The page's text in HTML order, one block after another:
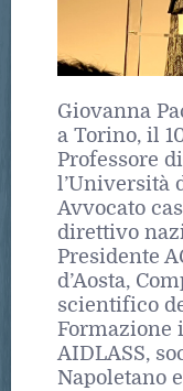
Giovanna
a Torino, il
Professore
l’Università
Avvocato
direttivo
Presidente
d’Aosta,
scientifico
Formazione
AIDLASS,
Napoletano